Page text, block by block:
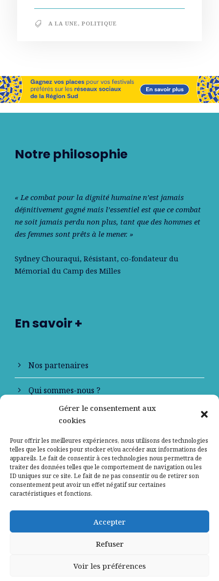
Gérer le consentement aux
cookies
Pour offrir les meilleures expériences, nous utilisons des technologies
telles que les cookies pour stocker et/ou accéder aux informations des
appareils. Le fait de consentir à ces technologies nous permettra de
traiter des données telles que le comportement de navigation ou les
ID uniques sur ce site. Le fait de ne pas consentir ou de retirer son
consentement peut avoir un effet négatif sur certaines
caractéristiques et fonctions.
Accepter
Refuser
Voir les préférences
A LA UNE, POLITIQUE
Notre philosophie
« Le combat pour la dignité humaine n’est jamais
déﬁnitivement gagné mais l’essentiel est que ce combat
ne soit jamais perdu non plus, tant que des hommes et
des femmes sont prêts à le mener. »
Sydney Chouraqui, Résistant, co-fondateur du
Mémorial du Camp des Milles
En savoir +
Nos partenaires
Qui sommes-nous ?
Contactez-nous
Mentions légales
Politique de confidentialité